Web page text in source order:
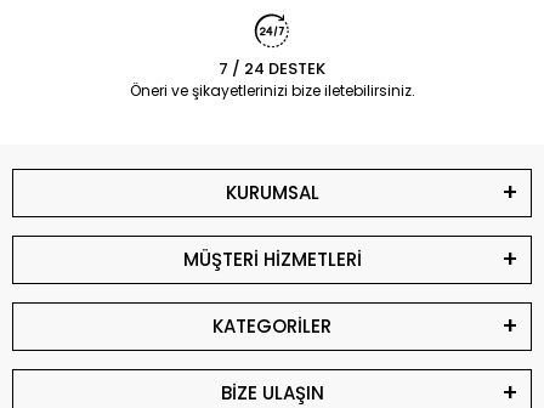
7 / 24 DESTEK
Öneri ve şikayetlerinizi bize iletebilirsiniz.
KURUMSAL
MÜŞTERİ HİZMETLERİ
KATEGORİLER
BİZE ULAŞIN